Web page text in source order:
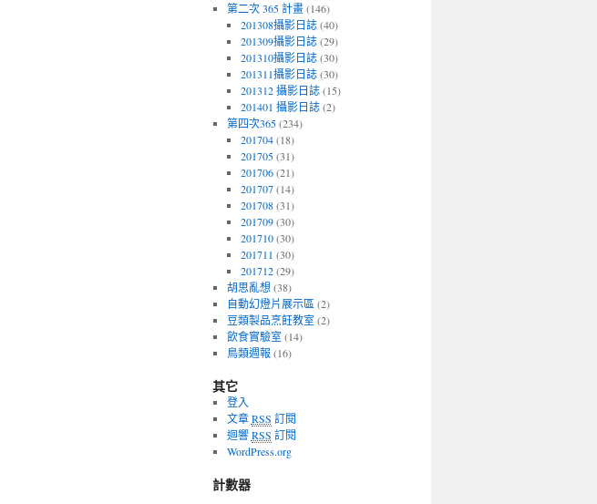
第二次 365 計畫(146)
201308攝影日誌(40)
201309攝影日誌(29)
201310攝影日誌(30)
201311攝影日誌(30)
201312 攝影日誌(15)
201401 攝影日誌(2)
第四次365(234)
201704(18)
201705(31)
201706(21)
201707(14)
201708(31)
201709(30)
201710(30)
201711 (30)
201712(29)
胡思亂想 (38)
自動幻燈片展示區 (2)
豆類製品烹飪教室(2)
飲食實驗室(14)
鳥類週報 (16)
其它
登入
文章RSS 訂閱
迴響RSS 訂閱
WordPress.org
計數器